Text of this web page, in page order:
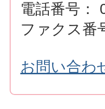
電話番号：
ファクス番
お問い合わ